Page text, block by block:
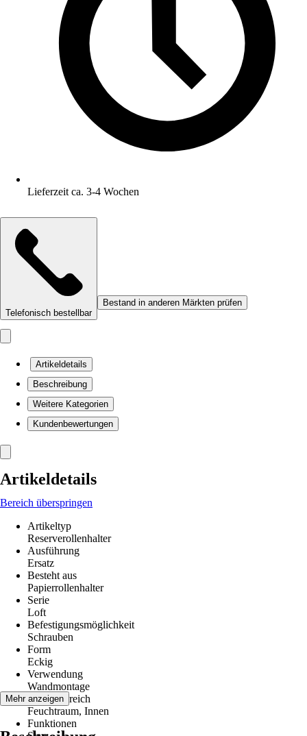
Lieferzeit ca. 3-4 Wochen
Telefonisch bestellbar
Bestand in anderen Märkten prüfen
Artikeldetails
Beschreibung
Weitere Kategorien
Kundenbewertungen
Artikeldetails
Bereich überspringen
Artikeltyp
Reserverollenhalter
Ausführung
Ersatz
Besteht aus
Papierrollenhalter
Serie
Loft
Befestigungsmöglichkeit
Schrauben
Form
Eckig
Verwendung
Wandmontage
Einsatzbereich
Feuchtraum, Innen
Funktionen
Mehr anzeigen